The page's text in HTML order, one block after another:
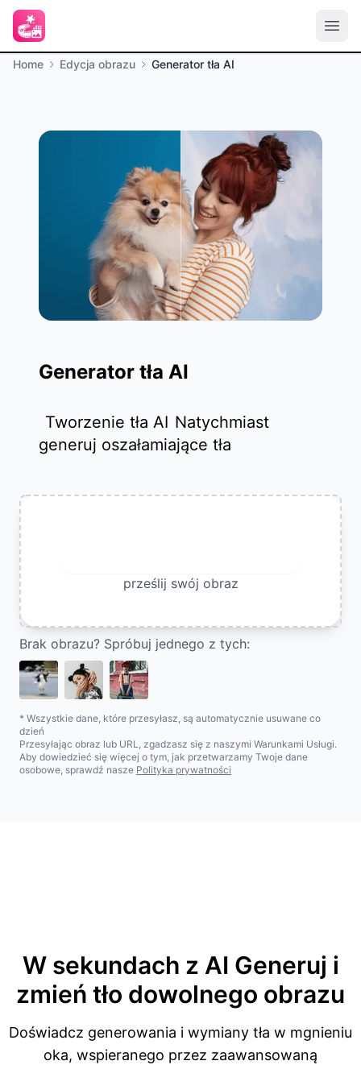
Home Edycja obrazu Generator tła AI
Generator tła AI
Tworzenie tła AI Natychmiast
generuj oszałamiające tła
prześlij swój obraz
Brak obrazu? Spróbuj jednego z tych:
* Wszystkie dane, które przesyłasz, są automatycznie usuwane co
dzień
Przesyłając obraz lub URL, zgadzasz się z naszymi Warunkami Usługi.
Aby dowiedzieć się więcej o tym, jak przetwarzamy Twoje dane
osobowe, sprawdź nasze Polityka prywatności
W sekundach z AI Generuj i
zmień tło dowolnego obrazu
Doświadcz generowania i wymiany tła w mgnieniu
oka, wspieranego przez zaawansowaną